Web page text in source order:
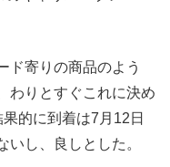
ド寄りの商品のよう
わりとすぐこれに決め
的に到着は7月12日
いし、良しとした。